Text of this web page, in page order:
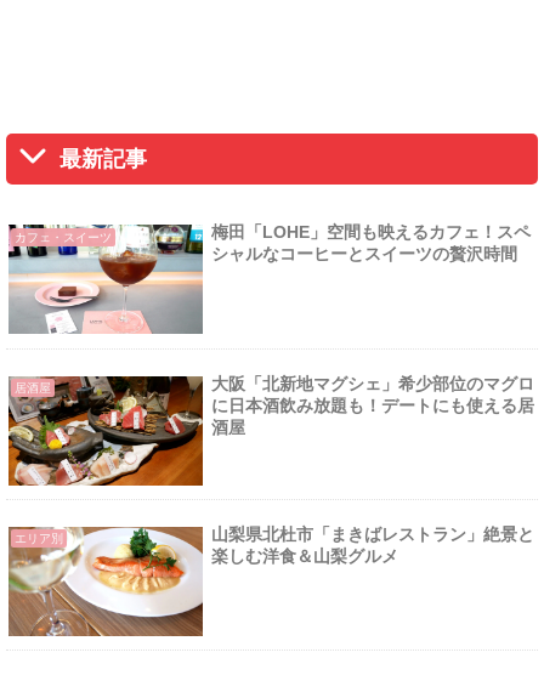
最新記事
カフェ・スイーツ
梅田「LOHE」空間も映えるカフェ！スペ
シャルなコーヒーとスイーツの贅沢時間
居酒屋
大阪「北新地マグシェ」希少部位のマグロ
に日本酒飲み放題も！デートにも使える居
酒屋
エリア別
山梨県北杜市「まきばレストラン」絶景と
楽しむ洋食＆山梨グルメ